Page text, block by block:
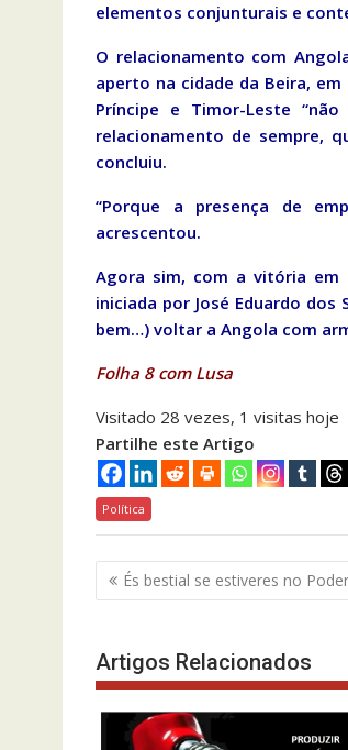
elementos conjunturais e
O relacionamento com
aperto na cidade da Beira,
Príncipe e Timor-Leste
relacionamento de sempre,
concluiu.
“Porque a presença de
acrescentou.
Agora sim, com a vitória em
iniciada por José Eduardo
bem…) voltar a Angola com
Folha 8 com Lusa
Visitado 28 vezes, 1 visitas hoje
Partilhe este Artigo
Política
Navegação
de
És bestial se estiveres no
Artigos Relacionados